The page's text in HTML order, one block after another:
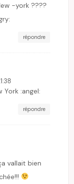
-york ????
répondre
York :angel:
répondre
vallait bien